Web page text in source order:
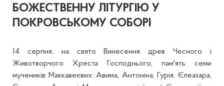
БОЖЕСТВЕННУ ЛІТУРГІЮ У
ПОКРОВСЬКОМУ СОБОРІ
14 серпня, на свято Винесення древ Чесного і
Животворчого Хреста Господнього, пам'ять семи
мучеників Маккавеєвих: Авима, Антоніна, Гурія, Єлеазара,